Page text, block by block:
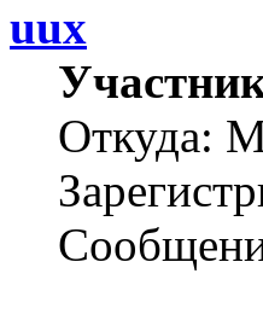
uux
Откуда: